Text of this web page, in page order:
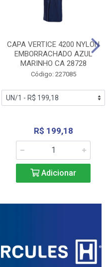
CAPA VERTICE 4200 NYLON
EMBORRACHADO AZUL
MARINHO CA 28728
Código: 227085
R$ 199,18
Adicionar